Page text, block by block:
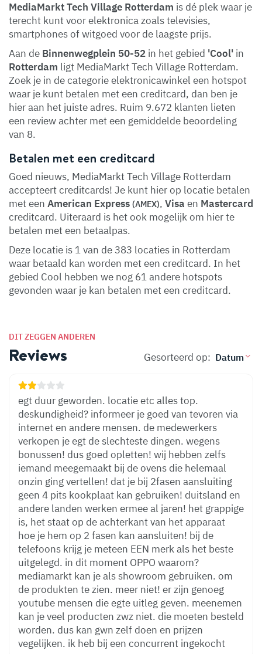
MediaMarkt Tech Village Rotterdam is dé plek waar je
terecht kunt voor elektronica zoals televisies,
smartphones of witgoed voor de laagste prijs.
Aan de Binnenwegplein 50-52 in het gebied 'Cool' in
Rotterdam ligt MediaMarkt Tech Village Rotterdam.
Zoek je in de categorie elektronicawinkel een hotspot
waar je kunt betalen met een creditcard, dan ben je
hier aan het juiste adres. Ruim 9.672 klanten lieten
een review achter met een gemiddelde beoordeling
van 8.
Betalen met een creditcard
Goed nieuws, MediaMarkt Tech Village Rotterdam
accepteert creditcards! Je kunt hier op locatie betalen
met een American Express (AMEX), Visa en Mastercard
creditcard. Uiteraard is het ook mogelijk om hier te
betalen met een betaalpas.
Deze locatie is 1 van de 383 locaties in Rotterdam
waar betaald kan worden met een creditcard. In het
gebied Cool hebben we nog 61 andere hotspots
gevonden waar je kan betalen met een creditcard.
DIT ZEGGEN ANDEREN
Reviews Gesorteerd op:
egt duur geworden. locatie etc alles top.
deskundigheid? informeer je goed van tevoren via
internet en andere mensen. de medewerkers
verkopen je egt de slechteste dingen. wegens
bonussen! dus goed opletten! wij hebben zelfs
iemand meegemaakt bij de ovens die helemaal
onzin ging vertellen! dat je bij 2fasen aansluiting
geen 4 pits kookplaat kan gebruiken! duitsland en
andere landen werken ermee al jaren! het grappige
is, het staat op de achterkant van het apparaat
hoe je hem op 2 fasen kan aansluiten! bij de
telefoons krijg je meteen EEN merk als het beste
uitgelegd. in dit moment OPPO waarom?
mediamarkt kan je als showroom gebruiken. om
de produkten te zien. meer niet! er zijn genoeg
youtube mensen die egte uitleg geven. meenemen
kan je veel producten zwz niet. die moeten besteld
worden. dus kan gwn zelf doen en prijzen
vegelijken. ik heb bij een concurrent ingekocht